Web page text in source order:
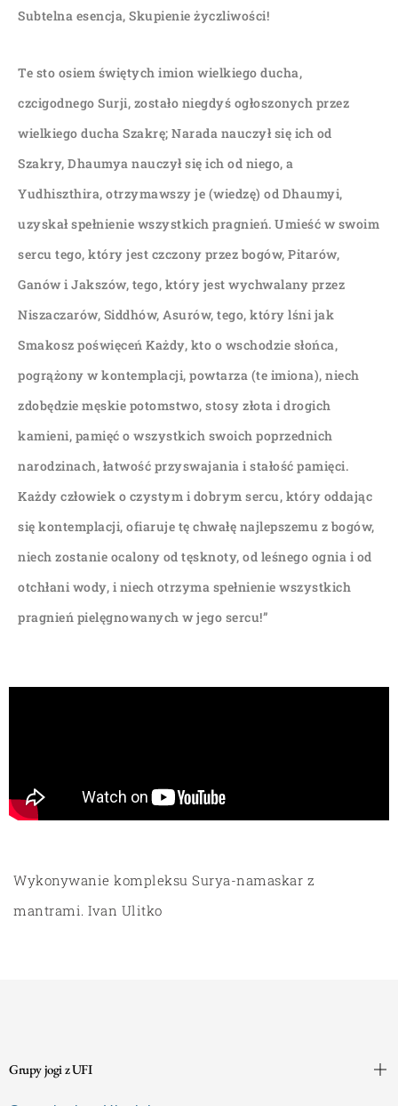
Subtelna esencja, Skupienie życzliwości!
Te sto osiem świętych imion wielkiego ducha,
czcigodnego Surji, zostało niegdyś ogłoszonych przez
wielkiego ducha Szakrę; Narada nauczył się ich od
Szakry, Dhaumya nauczył się ich od niego, a
Yudhiszthira, otrzymawszy je (wiedzę) od Dhaumyi,
uzyskał spełnienie wszystkich pragnień. Umieść w swoim
sercu tego, który jest czczony przez bogów, Pitarów,
Ganów i Jakszów, tego, który jest wychwalany przez
Niszaczarów, Siddhów, Asurów, tego, który lśni jak
Smakosz poświęceń Każdy, kto o wschodzie słońca,
pogrążony w kontemplacji, powtarza (te imiona), niech
zdobędzie męskie potomstwo, stosy złota i drogich
kamieni, pamięć o wszystkich swoich poprzednich
narodzinach, łatwość przyswajania i stałość pamięci.
Każdy człowiek o czystym i dobrym sercu, który oddając
się kontemplacji, ofiaruje tę chwałę najlepszemu z bogów,
niech zostanie ocalony od tęsknoty, od leśnego ognia i od
otchłani wody, i niech otrzyma spełnienie wszystkich
pragnień pielęgnowanych w jego sercu!”
Wykonywanie kompleksu Surya-namaskar z
mantrami. Ivan Ulitko
Grupy jogi z UFI